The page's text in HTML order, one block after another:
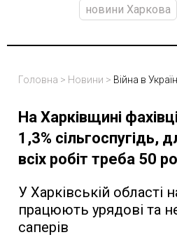
новини Харкова
Головна > Новини > Війна в
На Харківщині
1,3% сільгоспугідь,
всіх робіт треба 50
У Харківській області
працюють урядові та
саперів